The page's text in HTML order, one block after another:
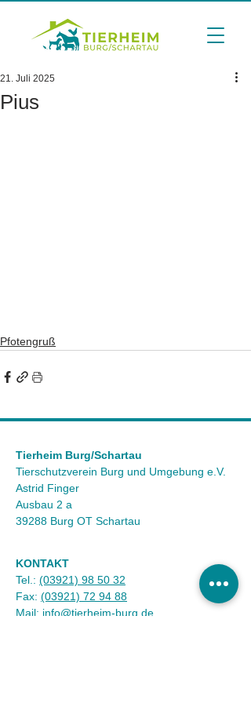
Pius
21. Juli 2025
Pfotengruß
Tierheim Burg/Schartau
Tierschutzverein Burg und Umgebung e.V.
Astrid Finger
Ausbau 2 a
39288 Burg OT Schartau
KONTAKT
Tel.: (03921) 98 50 32
Fax: (03921) 72 94 88
Mail: info@tierheim-burg.de